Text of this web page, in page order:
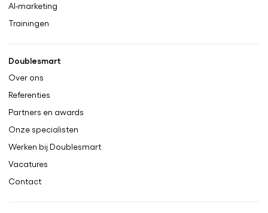
AI-marketing
Trainingen
Doublesmart
Over ons
Referenties
Partners en awards
Onze specialisten
Werken bij Doublesmart
Vacatures
Contact